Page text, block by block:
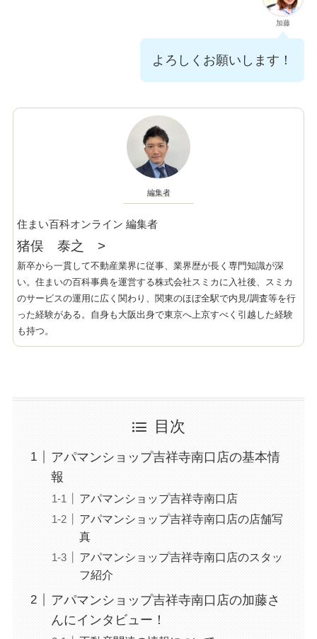
加藤
よろしくお願いします！
編集者
住まい百科オンライン 編集者
猪俣 泰之 >
新卒から一貫して不動産業界に従事、業界歴が長く専門知識が深
い。住まいの百科事典を運営する株式会社スミカに入社後、スミカ
のサービスの運用に広く関わり、関東のほぼ全駅で内見/調査等を行
った経験がある。自身も大阪出身で東京へ上京すべく引越した経験
も持つ。
目次
アパマンショップ吉祥寺南口店の基本情
報
アパマンショップ吉祥寺南口店
アパマンショップ吉祥寺南口店の店舗写
真
アパマンショップ吉祥寺南口店のスタッ
フ紹介
アパマンショップ吉祥寺南口店の加藤さ
んにインタビュー！